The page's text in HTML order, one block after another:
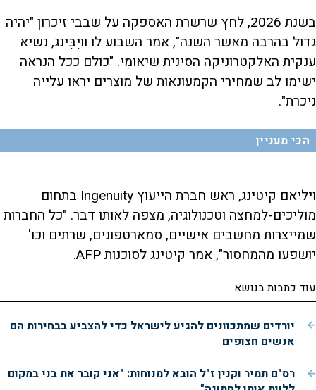
בשנת 2026, לחץ שרשרת האספקה על שבבי זיכרון "יהיה
גדול בהרבה מאשר השנה", אמר השבוע לו וויִבִּינג, נשיא
ענקית האלקטרוניקה הסינית שיאומִי. "כולם ככל הנראה
ישימו לב שמחירי הקמעונאות של מוצרים יראו עלייה
ניכרת".
הכי מעניין
ויליאם קיטינג, ראש חברת הייעוץ Ingenuity בתחום
מוליכים-למחצה וטכנולוגיה, מצפה לאותו דבר. "כל החברות
שמייצרות מחשבים אישיים, סמארטפונים, שרתים וכו'
יושפעו מהמחסור", אמר קיטינג לסוכנות AFP.
עוד כתבות בנושא
יורדים שמתכוונים להגיע לישראל כדי להצביע בבחירות הם
אנשים חצופים
רס"ם תמיר וקנין ז"ל הובא למנוחות: "אני קובר את בני במקום